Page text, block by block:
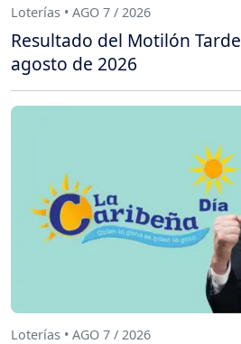
Loterías • AGO 7 / 2026
Resultado del Motilón
agosto de 2026
Loterías • AGO 7 / 2026